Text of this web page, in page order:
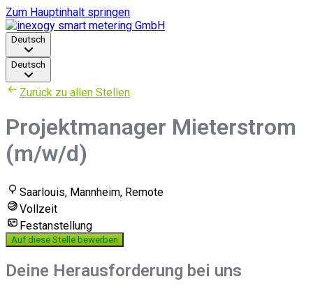
Zum Hauptinhalt springen
Deutsch
Deutsch
Zurück zu allen Stellen
Projektmanager Mieterstrom
(m/w/d)
Saarlouis, Mannheim, Remote
Vollzeit
Festanstellung
Auf diese Stelle bewerben
Deine Herausforderung bei uns